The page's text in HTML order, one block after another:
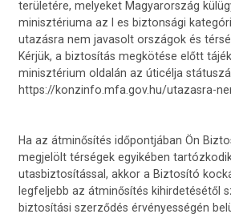
területére, melyeket Magyarország
minisztériuma az I es biztonsági
utazásra nem javasolt országok és
Kérjük, a biztosítás megkötése előtt
minisztérium oldalán az úticélja
https://konzinfo.mfa.gov.hu/utazasra-
Ha az átminősítés időpontjában Ön
megjelölt térségek egyikében
utasbiztosítással, akkor a Biztosító
legfeljebb az átminősítés kihirdetésétől
biztosítási szerződés érvényességén